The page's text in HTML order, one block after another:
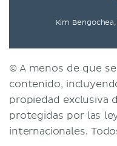
Kim
© A menos de que
contenido,
propiedad exclusiva
protegidas por las
internacionales.